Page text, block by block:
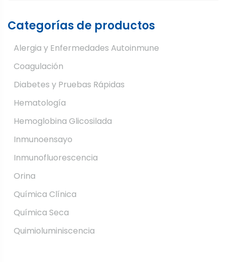
Categorías de productos
Alergia y Enfermedades Autoinmune
Coagulación
Diabetes y Pruebas Rápidas
Hematología
Hemoglobina Glicosilada
Inmunoensayo
Inmunofluorescencia
Orina
Química Clínica
Química Seca
Quimioluminiscencia